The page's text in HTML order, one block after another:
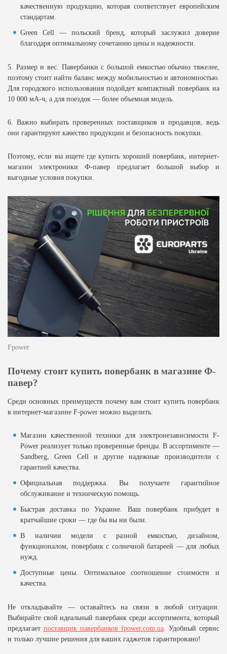
качественную продукцию, которая соответствует европейским
стандартам.
Green Cell — польский бренд, который заслужил доверие
благодаря оптимальному сочетанию цены и надежности.
5. Размер и вес. Павербанки с большой емкостью обычно тяжелее,
поэтому стоит найти баланс между мобильностью и автономностью.
Для городского использования подойдет компактный повербанк на
10 000 мА-ч, а для поездок — более объемная модель.
6. Важно выбирать проверенных поставщиков и продавцов, ведь
они гарантируют качество продукции и безопасность покупки.
Поэтому, если вы ищете где купить хороший повербанк, интернет-
магазин электроники Ф-павер предлагает большой выбор и
выгодные условия покупки.
Fpower
Почему стоит купить повербанк в магазине Ф-
павер?
Среди основных преимуществ почему вам стоит купить повербанк
в интернет-магазине F-power можно выделить:
Магазин качественной техники для электронезависимости F-
Power реализует только проверенные бренды. В ассортименте —
Sandberg, Green Cell и другие надежные производители с
гарантией качества.
Официальная поддержка. Вы получаете гарантийное
обслуживание и техническую помощь.
Быстрая доставка по Украине. Ваш повербанк прибудет в
кратчайшие сроки — где бы вы ни были.
В наличии модели с разной емкостью, дизайном,
функционалом, повербанк с солнечной батареей — для любых
нужд.
Доступные цены. Оптимальное соотношение стоимости и
качества.
Не откладывайте — оставайтесь на связи в любой ситуации.
Выбирайте свой идеальный павербанк среди ассортимента, который
предлагает поставщик павербанков fpower.com.ua. Удобный сервис
и только лучшие решения для ваших гаджетов гарантировано!